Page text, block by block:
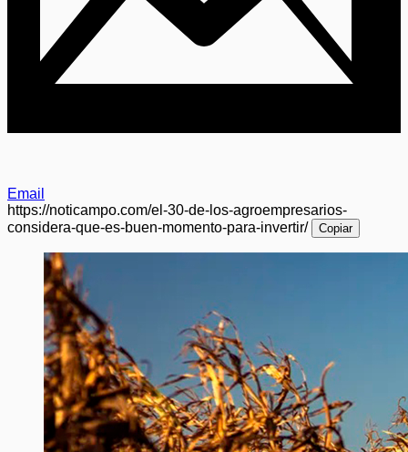
Email
https://noticampo.com/el-30-de-los-agroempresarios-
considera-que-es-buen-momento-para-invertir/
Copiar